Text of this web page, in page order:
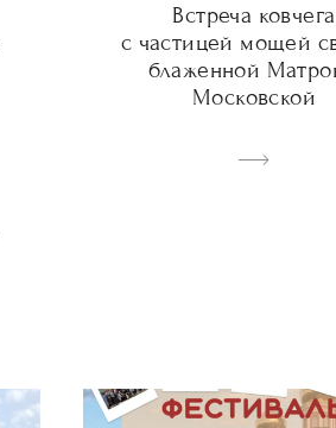
Встреча ковчега
с частицей мощей
блаженной
Московской